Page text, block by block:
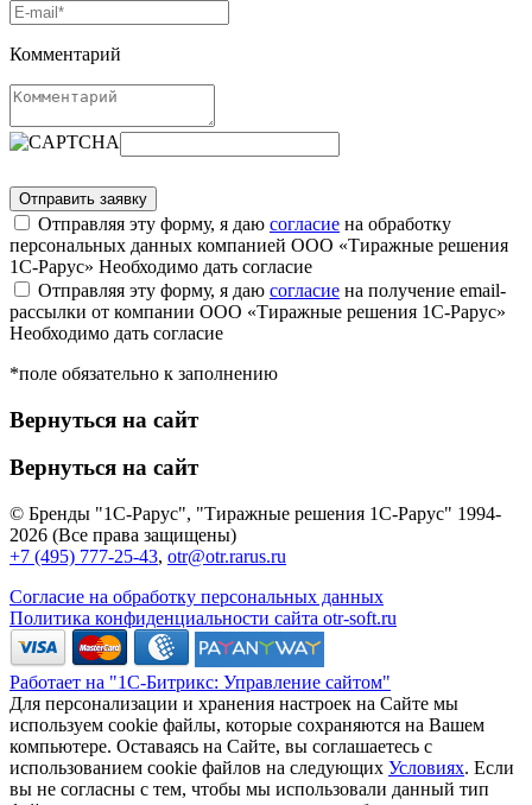
Комментарий
Отправляя эту форму, я даю согласие на обработку
персональных данных компанией ООО «Тиражные решения
1С-Рарус» Необходимо дать согласие
Отправляя эту форму, я даю согласие на получение email-
рассылки от компании ООО «Тиражные решения 1С-Рарус»
Необходимо дать согласие
*поле обязательно к заполнению
Вернуться на сайт
Вернуться на сайт
© Бренды "1С-Рарус", "Тиражные решения 1С-Рарус" 1994-
2026 (Все права защищены)
+7 (495) 777-25-43, otr@otr.rarus.ru
Согласие на обработку персональных данных
Политика конфиденциальности сайта otr-soft.ru
Работает на "1С-Битрикс: Управление сайтом"
Для персонализации и хранения настроек на Сайте мы
используем cookie файлы, которые сохраняются на Вашем
компьютере. Оставаясь на Сайте, вы соглашаетесь с
использованием cookie файлов на следующих Условиях. Если
вы не согласны с тем, чтобы мы использовали данный тип